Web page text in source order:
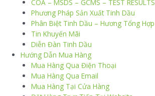
COA – MSDS – GCMS – TEST RESULTS
Phương Pháp Sản Xuất Tinh Dầu
Phân Biệt Tinh Dầu – Hương Tổng Hợp
Tin Khuyến Mãi
Diễn Đàn Tinh Dầu
Hướng Dẫn Mua Hàng
Mua Hàng Qua Điện Thoại
Mua Hàng Qua Email
Mua Hàng Tại Cửa Hàng